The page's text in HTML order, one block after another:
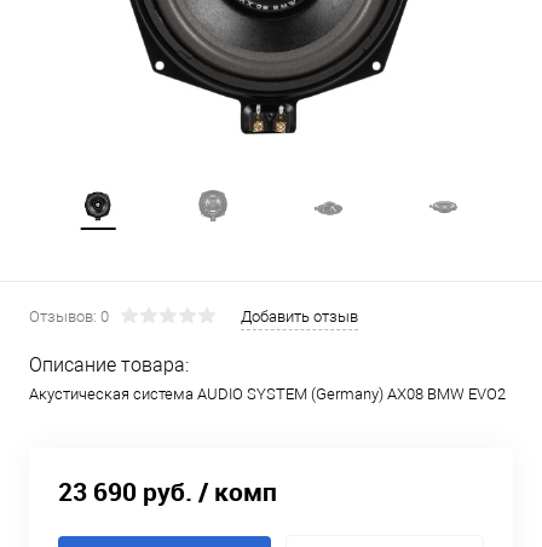
Отзывов: 0 Добавить отзыв
Описание товара:
Акустическая система AUDIO SYSTEM (Germany) AX08 BMW EVO2
23 690 руб. / комп